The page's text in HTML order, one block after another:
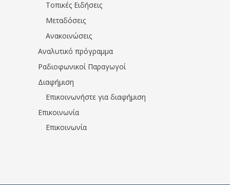
Τοπικές Ειδήσεις
Μεταδόσεις
Ανακοινώσεις
Αναλυτικό πρόγραμμα
Ραδιοφωνικοί Παραγωγοί
Διαφήμιση
Επικοινωνήστε για διαφήμιση
Επικοινωνία
Επικοινωνία